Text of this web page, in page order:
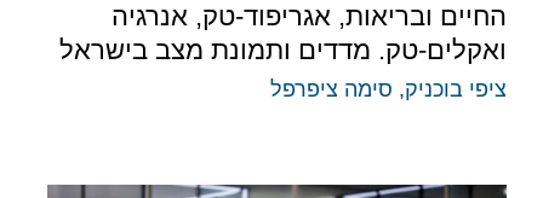
החיים ובריאות, אגריפוד-טק, אנרגיה
ואקלים-טק. מדדים ותמונת מצב בישראל
ציפי בוכניק, סימה ציפרפל